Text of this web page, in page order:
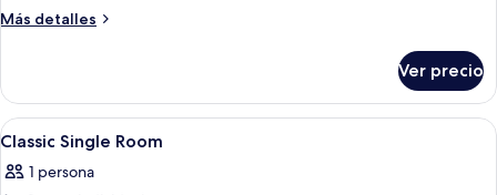
Más detalles
Más
triple
clásica
Ver precio
Abrir
todas
las
Habitación de hotel con cama,
4
Classic Single Room
1 persona